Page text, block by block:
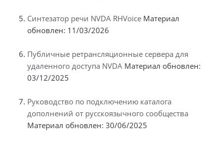
Синтезатор речи NVDA RHVoice Материал
обновлен: 11/03/2026
Публичные ретрансляционные сервера для
удаленного доступа NVDA Материал обновлен:
03/12/2025
Руководство по подключению каталога
дополнений от русскоязычного сообщества
Материал обновлен: 30/06/2025